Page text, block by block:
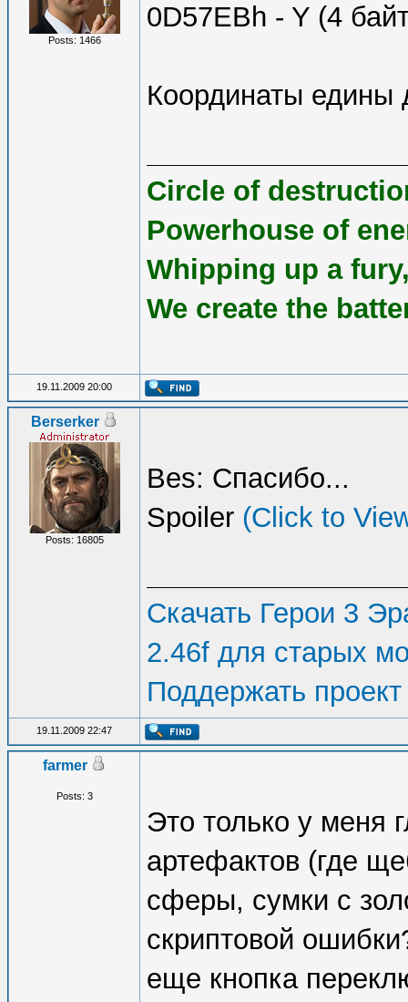
Posts: 1466
0D57EBh - Y (4
Координаты едины
Circle of
Powerhouse of
Whipping up a
We create the
19.11.2009 20:00
Berserker
Posts: 16805
Bes: Спасибо...
Spoiler (Click to
Скачать Герои 3
2.46f для старых
Поддержать проект
19.11.2009 22:47
farmer
Posts: 3
Это только у меня
артефактов (где
сферы, сумки с
скриптовой
еще кнопка